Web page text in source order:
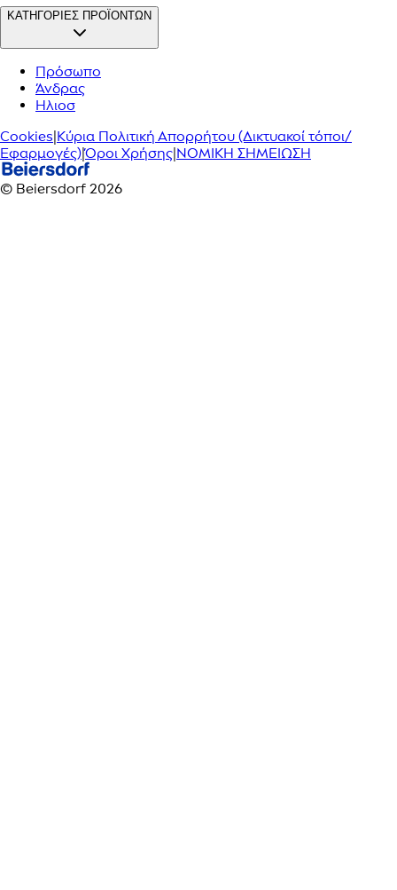
ΚΑΤΗΓΟΡΙΕΣ ΠΡΟΪΟΝΤΩΝ
Πρόσωπο
Άνδρας
Ηλιοσ
Cookies Κύρια Πολιτική Απορρήτου (Δικτυακοί τόποι/
Εφαρμογές)|Όροι Χρήσης ΝΟΜΙΚΗ ΣΗΜΕΙΩΣΗ
© Beiersdorf 2026